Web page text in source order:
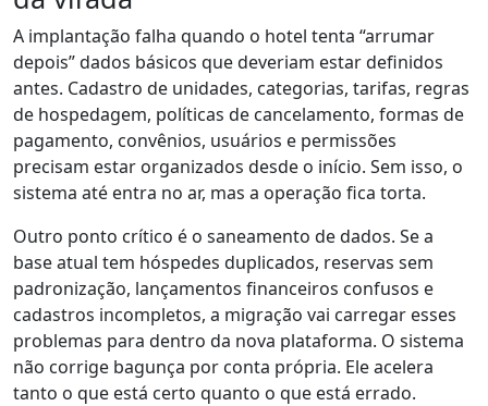
A implantação falha quando o hotel tenta “arrumar
depois” dados básicos que deveriam estar definidos
antes. Cadastro de unidades, categorias, tarifas, regras
de hospedagem, políticas de cancelamento, formas de
pagamento, convênios, usuários e permissões
precisam estar organizados desde o início. Sem isso, o
sistema até entra no ar, mas a operação fica torta.
Outro ponto crítico é o saneamento de dados. Se a
base atual tem hóspedes duplicados, reservas sem
padronização, lançamentos financeiros confusos e
cadastros incompletos, a migração vai carregar esses
problemas para dentro da nova plataforma. O sistema
não corrige bagunça por conta própria. Ele acelera
tanto o que está certo quanto o que está errado.